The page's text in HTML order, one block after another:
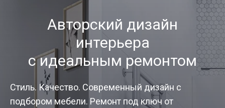
Авторский дизайн
интерьера
с идеальным ремонтом
Стиль. Качество. Современный дизайн с
подбором мебели. Ремонт под ключ от